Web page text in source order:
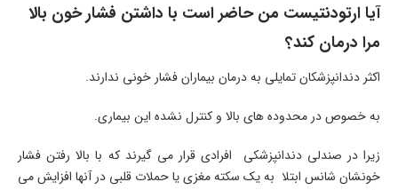
آیا ارتودنتیست من حاضر است با داشتن فشار خون بالا
مرا درمان کند؟
اکثر دندانپزشکان تمایلی به درمان بیماران فشار خونی ندارند.
به خصوص در محدوده های بالا و کنترل نشده این بیماری.
زیرا در صندلی دندانپزشکی افرادی قرار می گیرند که با بالا رفتن فشار
خونشان شانس ابتلا به یک سکته مغزی یا حملات قلبی در آنها افزایش می